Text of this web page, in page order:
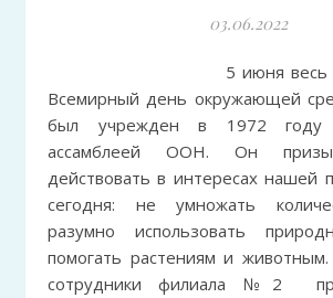
03.06.2022
5 июня весь мир отмечает
Всемирный день окружающей
был учрежден в 1972 году
ассамблеей ООН. Он
действовать в интересах нашей
сегодня: не умножать
разумно использовать
помогать растениям и
сотрудники филиала №2